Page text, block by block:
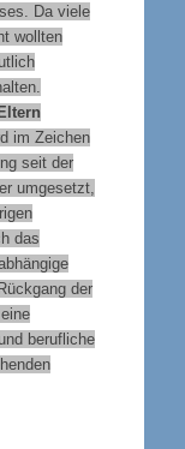
Da viele
wollten
im Zeichen
seit der
umgesetzt,
das
der
berufliche